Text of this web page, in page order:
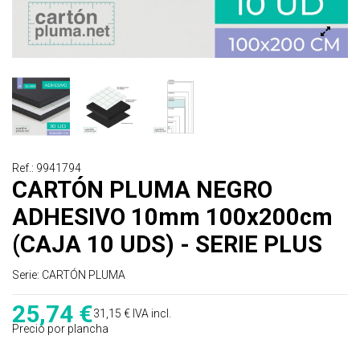
Ref.: 9941794
CARTÓN PLUMA NEGRO
ADHESIVO 10mm 100x200cm
(CAJA 10 UDS) - SERIE PLUS
Serie: CARTÓN PLUMA
25,74 €31,15 € IVA incl.
Precio por plancha